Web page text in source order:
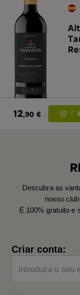
12,90 €
Descubra as
nosso
É 100% gratuito e
Criar conta:
Introduza o seu